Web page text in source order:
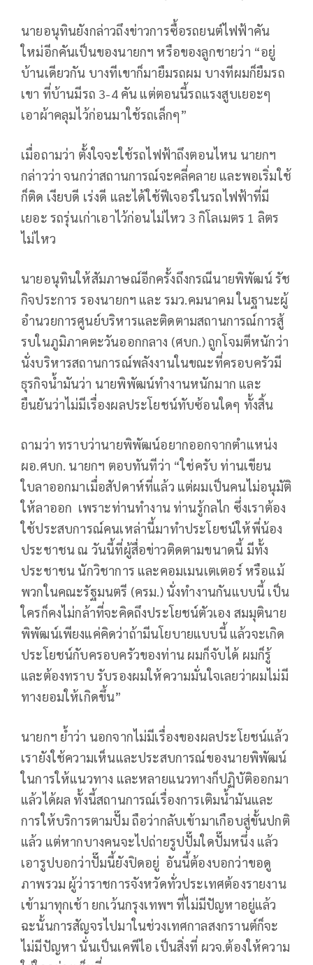
นายอนุทินยังกล่าวถึงข่าวการซื้อรถยนต์ไฟฟ้าคัน
ใหม่อีกคันเป็นของนายกฯ หรือของลูกชายว่า “อยู่
บ้านเดียวกัน บางทีเขาก็มายืมรถผม บางทีผมก็ยืมรถ
เขา ที่บ้านมีรถ 3-4 คัน แต่ตอนนี้รถแรงสูบเยอะๆ
เอาผ้าคลุมไว้ก่อนมาใช้รถเล็กๆ”
เมื่อถามว่า ตั้งใจจะใช้รถไฟฟ้าถึงตอนไหน นายกฯ
กล่าวว่า จนกว่าสถานการณ์จะคลี่คลาย และพอเริ่มใช้
ก็ติด เงียบดี เร่งดี และได้ใช้ฟีเจอร์ในรถไฟฟ้าที่มี
เยอะ รถรุ่นเก่าเอาไว้ก่อนไม่ไหว 3 กิโลเมตร 1 ลิตร
ไม่ไหว
นายอนุทินให้สัมภาษณ์อีกครั้งถึงกรณีนายพิพัฒน์ รัช
กิจประการ รองนายกฯ และ รมว.คมนาคม ในฐานะผู้
อำนวยการศูนย์บริหารและติดตามสถานการณ์การสู้
รบในภูมิภาคตะวันออกกลาง (ศบก.) ถูกโจมตีหนักว่า
นั่งบริหารสถานการณ์พลังงานในขณะที่ครอบครัวมี
ธุรกิจน้ำมันว่า นายพิพัฒน์ทํางานหนักมาก และ
ยืนยันว่าไม่มีเรื่องผลประโยชน์ทับซ้อนใดๆ ทั้งสิ้น
ถามว่า ทราบว่านายพิพัฒน์อยากออกจากตําแหน่ง
ผอ.ศบก. นายกฯ ตอบทันทีว่า “ใช่ครับ ท่านเขียน
ใบลาออกมาเมื่อสัปดาห์ที่แล้ว แต่ผมเป็นคนไม่อนุมัติ
ให้ลาออก เพราะท่านทํางาน ท่านรู้กลไก ซึ่งเราต้อง
ใช้ประสบการณ์คนเหล่านี้มาทําประโยชน์ให้พี่น้อง
ประชาชน ณ วันนี้ที่ผู้สื่อข่าวติดตามขนาดนี้ มีทั้ง
ประชาชน นักวิชาการ และคอมเมนเตเตอร์ หรือแม้
พวกในคณะรัฐมนตรี (ครม.) นั่งทํางานกันแบบนี้ เป็น
ใครก็คงไม่กล้าที่จะคิดถึงประโยชน์ตัวเอง สมมุตินาย
พิพัฒน์เพียงแค่คิดว่าถ้ามีนโยบายแบบนี้ แล้วจะเกิด
ประโยชน์กับครอบครัวของท่าน ผมก็จับได้ ผมก็รู้
และต้องทราบ รับรองผมให้ความมั่นใจเลยว่าผมไม่มี
ทางยอมให้เกิดขึ้น”
นายกฯ ย้ำว่า นอกจากไม่มีเรื่องของผลประโยชน์แล้ว
เรายังใช้ความเห็นและประสบการณ์ของนายพิพัฒน์
ในการให้แนวทาง และหลายแนวทางก็ปฏิบัติออกมา
แล้วได้ผล ทั้งนี้สถานการณ์เรื่องการเติมน้ำมันและ
การให้บริการตามปั๊ม ถือว่ากลับเข้ามาเกือบสู่ขั้นปกติ
แล้ว แต่หากบางคนจะไปถ่ายรูปปั๊มใดปั๊มหนึ่ง แล้ว
เอารูปบอกว่าปั๊มนี้ยังปิดอยู่ อันนี้ต้องบอกว่าขอดู
ภาพรวม ผู้ว่าราชการจังหวัดทั่วประเทศต้องรายงาน
เข้ามาทุกเช้า ยกเว้นกรุงเทพฯ ที่ไม่มีปัญหาอยู่แล้ว
ฉะนั้นการสัญจรไปมาในช่วงเทศกาลสงกรานต์ก็จะ
ไม่มีปัญหา นั่นเป็นเคพีไอ เป็นสิ่งที่ ผวจ.ต้องให้ความ